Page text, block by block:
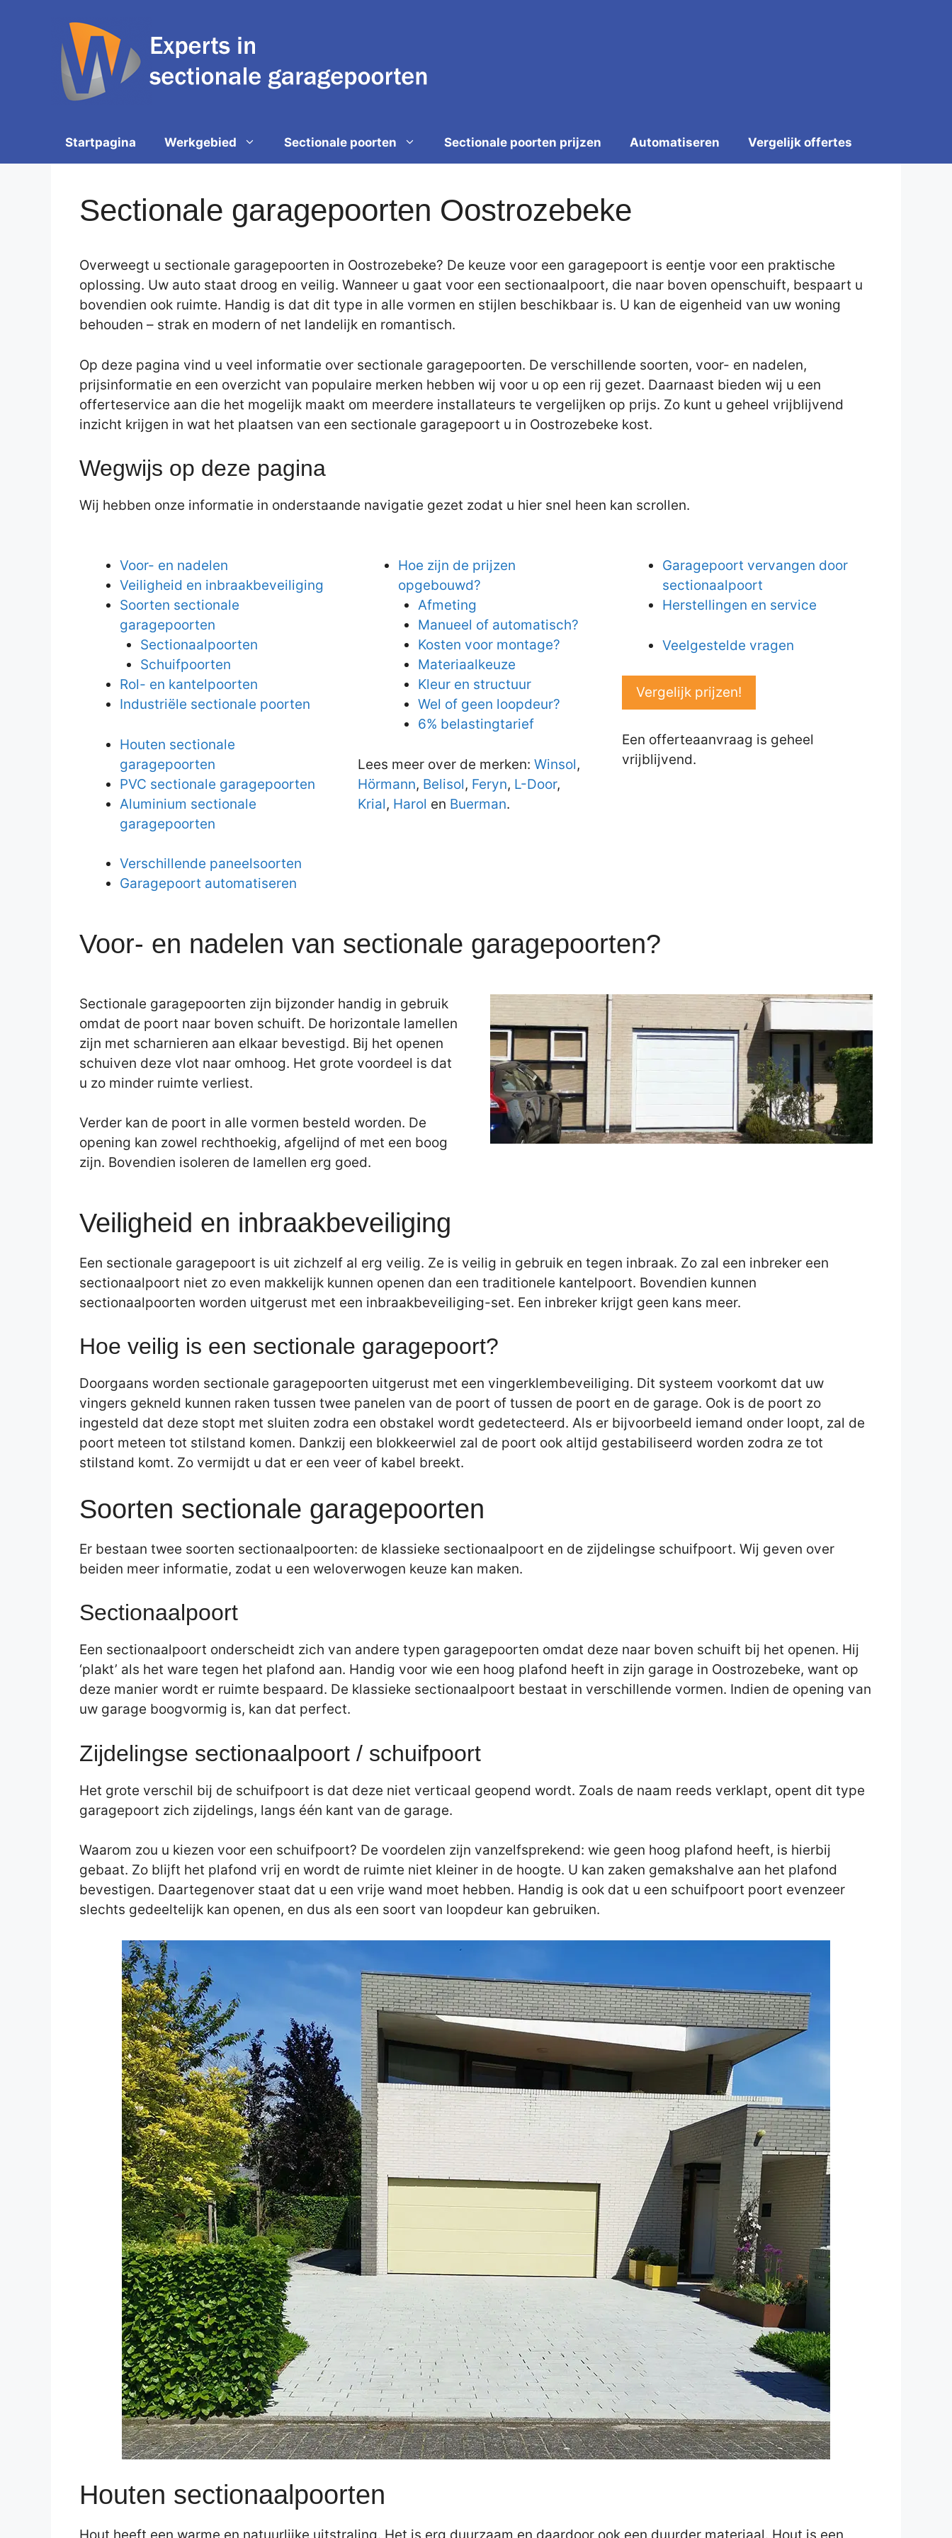
Startpagina Werkgebied Sectionale poorten Sectionale poorten prijzen Automatiseren Vergelijk offertes
Sectionale garagepoorten Oostrozebeke
Overweegt u sectionale garagepoorten in Oostrozebeke? De keuze voor een garagepoort is eentje voor een praktische
oplossing. Uw auto staat droog en veilig. Wanneer u gaat voor een sectionaalpoort, die naar boven openschuift, bespaart u
bovendien ook ruimte. Handig is dat dit type in alle vormen en stijlen beschikbaar is. U kan de eigenheid van uw woning
behouden – strak en modern of net landelijk en romantisch.
Op deze pagina vind u veel informatie over sectionale garagepoorten. De verschillende soorten, voor- en nadelen,
prijsinformatie en een overzicht van populaire merken hebben wij voor u op een rij gezet. Daarnaast bieden wij u een
offerteservice aan die het mogelijk maakt om meerdere installateurs te vergelijken op prijs. Zo kunt u geheel vrijblijvend
inzicht krijgen in wat het plaatsen van een sectionale garagepoort u in Oostrozebeke kost.
Wegwijs op deze pagina
Wij hebben onze informatie in onderstaande navigatie gezet zodat u hier snel heen kan scrollen.
Voor- en nadelen
Veiligheid en inbraakbeveiliging
Soorten sectionale
garagepoorten
Sectionaalpoorten
Schuifpoorten
Rol- en kantelpoorten
Industriële sectionale poorten
Houten sectionale
garagepoorten
PVC sectionale garagepoorten
Aluminium sectionale
garagepoorten
Verschillende paneelsoorten
Garagepoort automatiseren
Hoe zijn de prijzen
opgebouwd?
Afmeting
Manueel of automatisch?
Kosten voor montage?
Materiaalkeuze
Kleur en structuur
Wel of geen loopdeur?
6% belastingtarief
Lees meer over de merken: Winsol,
Hörmann, Belisol, Feryn, L-Door,
Krial, Harol en Buerman.
Garagepoort vervangen door
sectionaalpoort
Herstellingen en service
Veelgestelde vragen
Vergelijk prijzen!
Een offerteaanvraag is geheel
vrijblijvend.
Voor- en nadelen van sectionale garagepoorten?
Sectionale garagepoorten zijn bijzonder handig in gebruik
omdat de poort naar boven schuift. De horizontale lamellen
zijn met scharnieren aan elkaar bevestigd. Bij het openen
schuiven deze vlot naar omhoog. Het grote voordeel is dat
u zo minder ruimte verliest.
Verder kan de poort in alle vormen besteld worden. De
opening kan zowel rechthoekig, afgelijnd of met een boog
zijn. Bovendien isoleren de lamellen erg goed.
Veiligheid en inbraakbeveiliging
Een sectionale garagepoort is uit zichzelf al erg veilig. Ze is veilig in gebruik en tegen inbraak. Zo zal een inbreker een
sectionaalpoort niet zo even makkelijk kunnen openen dan een traditionele kantelpoort. Bovendien kunnen
sectionaalpoorten worden uitgerust met een inbraakbeveiliging-set. Een inbreker krijgt geen kans meer.
Hoe veilig is een sectionale garagepoort?
Doorgaans worden sectionale garagepoorten uitgerust met een vingerklembeveiliging. Dit systeem voorkomt dat uw
vingers gekneld kunnen raken tussen twee panelen van de poort of tussen de poort en de garage. Ook is de poort zo
ingesteld dat deze stopt met sluiten zodra een obstakel wordt gedetecteerd. Als er bijvoorbeeld iemand onder loopt, zal de
poort meteen tot stilstand komen. Dankzij een blokkeerwiel zal de poort ook altijd gestabiliseerd worden zodra ze tot
stilstand komt. Zo vermijdt u dat er een veer of kabel breekt.
Soorten sectionale garagepoorten
Er bestaan twee soorten sectionaalpoorten: de klassieke sectionaalpoort en de zijdelingse schuifpoort. Wij geven over
beiden meer informatie, zodat u een weloverwogen keuze kan maken.
Sectionaalpoort
Een sectionaalpoort onderscheidt zich van andere typen garagepoorten omdat deze naar boven schuift bij het openen. Hij
‘plakt’ als het ware tegen het plafond aan. Handig voor wie een hoog plafond heeft in zijn garage in Oostrozebeke, want op
deze manier wordt er ruimte bespaard. De klassieke sectionaalpoort bestaat in verschillende vormen. Indien de opening van
uw garage boogvormig is, kan dat perfect.
Zijdelingse sectionaalpoort / schuifpoort
Het grote verschil bij de schuifpoort is dat deze niet verticaal geopend wordt. Zoals de naam reeds verklapt, opent dit type
garagepoort zich zijdelings, langs één kant van de garage.
Waarom zou u kiezen voor een schuifpoort? De voordelen zijn vanzelfsprekend: wie geen hoog plafond heeft, is hierbij
gebaat. Zo blijft het plafond vrij en wordt de ruimte niet kleiner in de hoogte. U kan zaken gemakshalve aan het plafond
bevestigen. Daartegenover staat dat u een vrije wand moet hebben. Handig is ook dat u een schuifpoort poort evenzeer
slechts gedeeltelijk kan openen, en dus als een soort van loopdeur kan gebruiken.
Houten sectionaalpoorten